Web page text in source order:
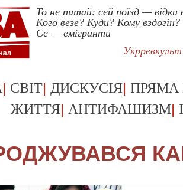
То не питай: сей поїзд — відки
Кого везе? Куди? Кому вздогін?
Се — емігранти
| СВІТ| ДИСКУСІЯ| ПРЯМА
ЖИТТЯ| АНТИФАШИЗМ|